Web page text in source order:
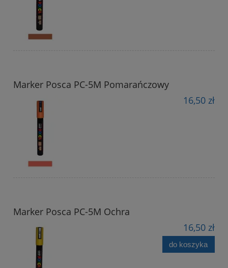
Marker Posca PC-5M Pomarańczowy
16,50 zł
Marker Posca PC-5M Ochra
16,50 zł
do koszyka